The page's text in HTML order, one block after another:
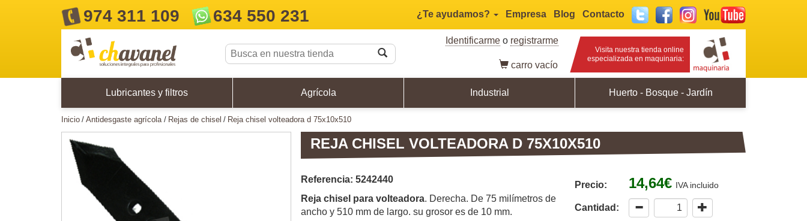
974 311 109 634 550 231 ¿Te ayudamos? Empresa Blog Contacto Twitter FacebookInstagram
Identificarmeo registrarme
carro vacío
Visita nuestra tienda online
especializada en maquinaria:
Lubricantes y filtros Agrícola Industrial Huerto - Bosque - Jardín
inicio antidesgaste agrícola rejas de chisel reja chisel volteadora d 75x10x510
REJA CHISEL VOLTEADORA D 75X10X510
Precio: 14,64€ IVA incluido
Cantidad:
Referencia: 5242440
Reja chisel para volteadora. Derecha. De 75 milímetros de
ancho y 510 mm de largo. su grosor es de 10 mm.